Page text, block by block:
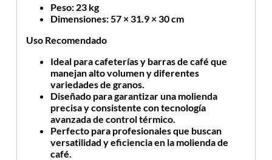
Peso: 23 kg
Dimensiones: 57 × 31.9 × 30 cm
Uso Recomendado
Ideal para cafeterías y barras de café que
manejan alto volumen y diferentes
variedades de granos.
Diseñado para garantizar una molienda
precisa y consistente con tecnología
avanzada de control térmico.
Perfecto para profesionales que buscan
versatilidad y eficiencia en la molienda de
café.